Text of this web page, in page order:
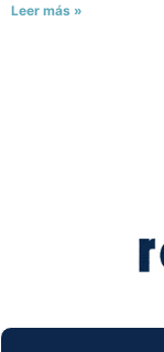
Leer más »